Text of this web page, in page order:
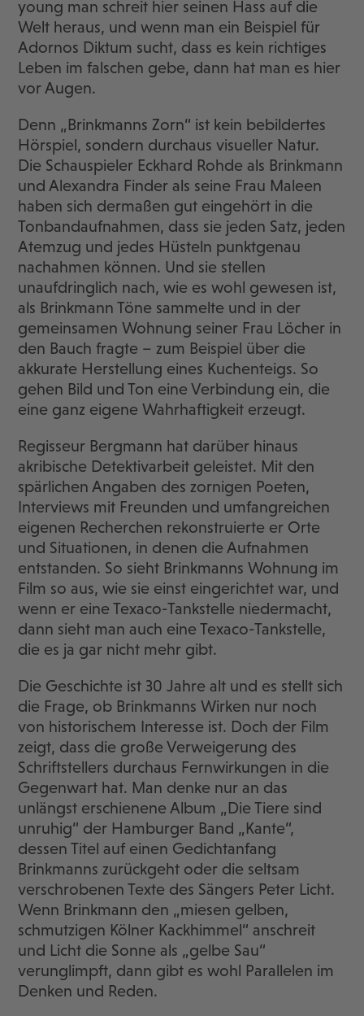
young man schreit hier seinen Hass auf die
Welt heraus, und wenn man ein Beispiel für
Adornos Diktum sucht, dass es kein richtiges
Leben im falschen gebe, dann hat man es hier
vor Augen.
Denn „Brinkmanns Zorn“ ist kein bebildertes
Hörspiel, sondern durchaus visueller Natur.
Die Schauspieler Eckhard Rohde als Brinkmann
und Alexandra Finder als seine Frau Maleen
haben sich dermaßen gut eingehört in die
Tonbandaufnahmen, dass sie jeden Satz, jeden
Atemzug und jedes Hüsteln punktgenau
nachahmen können. Und sie stellen
unaufdringlich nach, wie es wohl gewesen ist,
als Brinkmann Töne sammelte und in der
gemeinsamen Wohnung seiner Frau Löcher in
den Bauch fragte – zum Beispiel über die
akkurate Herstellung eines Kuchenteigs. So
gehen Bild und Ton eine Verbindung ein, die
eine ganz eigene Wahrhaftigkeit erzeugt.
Regisseur Bergmann hat darüber hinaus
akribische Detektivarbeit geleistet. Mit den
spärlichen Angaben des zornigen Poeten,
Interviews mit Freunden und umfangreichen
eigenen Recherchen rekonstruierte er Orte
und Situationen, in denen die Aufnahmen
entstanden. So sieht Brinkmanns Wohnung im
Film so aus, wie sie einst eingerichtet war, und
wenn er eine Texaco-Tankstelle niedermacht,
dann sieht man auch eine Texaco-Tankstelle,
die es ja gar nicht mehr gibt.
Die Geschichte ist 30 Jahre alt und es stellt sich
die Frage, ob Brinkmanns Wirken nur noch
von historischem Interesse ist. Doch der Film
zeigt, dass die große Verweigerung des
Schriftstellers durchaus Fernwirkungen in die
Gegenwart hat. Man denke nur an das
unlängst erschienene Album „Die Tiere sind
unruhig“ der Hamburger Band „Kante“,
dessen Titel auf einen Gedichtanfang
Brinkmanns zurückgeht oder die seltsam
verschrobenen Texte des Sängers Peter Licht.
Wenn Brinkmann den „miesen gelben,
schmutzigen Kölner Kackhimmel“ anschreit
und Licht die Sonne als „gelbe Sau“
verunglimpft, dann gibt es wohl Parallelen im
Denken und Reden.